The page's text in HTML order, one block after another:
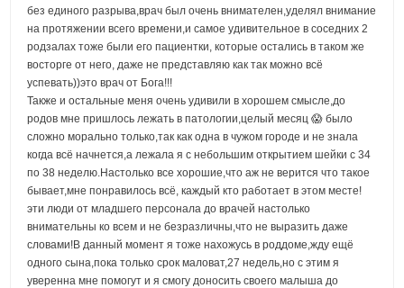
без единого разрыва,врач был очень внимателен,уделял внимание
на протяжении всего времени,и самое удивительное в соседних 2
родзалах тоже были его пациентки, которые остались в таком же
восторге от него, даже не представляю как так можно всё
успевать))это врач от Бога!!!
Также и остальные меня очень удивили в хорошем смысле,до
родов мне пришлось лежать в патологии,целый месяц 😱 было
сложно морально только,так как одна в чужом городе и не знала
когда всё начнется,а лежала я с небольшим открытием шейки с 34
по 38 неделю.Настолько все хорошие,что аж не верится что такое
бывает,мне понравилось всё, каждый кто работает в этом месте!
эти люди от младшего персонала до врачей настолько
внимательны ко всем и не безразличны,что не выразить даже
словами!В данный момент я тоже нахожусь в роддоме,жду ещё
одного сына,пока только срок маловат,27 недель,но с этим я
уверенна мне помогут и я смогу доносить своего малыша до